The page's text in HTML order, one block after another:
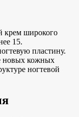
крем широкого
15.
пластину.
новых кожных
ногтевой